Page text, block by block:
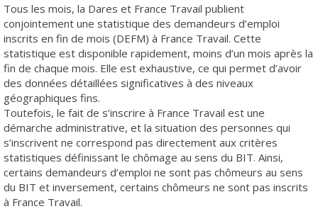
Tous les mois, la Dares et France Travail publient
conjointement une statistique des demandeurs d’emploi
inscrits en fin de mois (DEFM) à France Travail. Cette
statistique est disponible rapidement, moins d’un mois après la
fin de chaque mois. Elle est exhaustive, ce qui permet d’avoir
des données détaillées significatives à des niveaux
géographiques fins.
Toutefois, le fait de s’inscrire à France Travail est une
démarche administrative, et la situation des personnes qui
s’inscrivent ne correspond pas directement aux critères
statistiques définissant le chômage au sens du BIT. Ainsi,
certains demandeurs d’emploi ne sont pas chômeurs au sens
du BIT et inversement, certains chômeurs ne sont pas inscrits
à France Travail.